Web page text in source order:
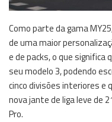
Como parte da gama
de uma maior
e de packs, o que
seu modelo 3, podendo
cinco divisões interiores e
nova jante de liga leve de
Pro.